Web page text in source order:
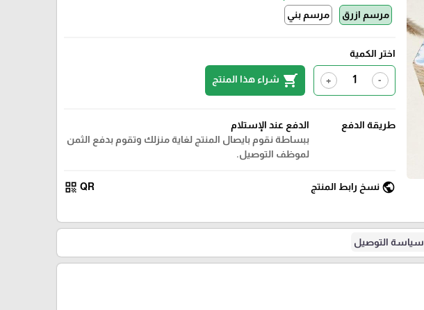
مرسم ازرق
مرسم بني
اختر الكمية
-
+
shopping_cart شراء هذا المنتج
طريقة الدفع
الدفع عند الإستلام
ببساطة نقوم بايصال المنتج لغاية منزلك وتقوم بدفع الثمن
لموظف التوصيل.
public نسخ رابط المنتج QR
qr_code
سياسة التوصيل